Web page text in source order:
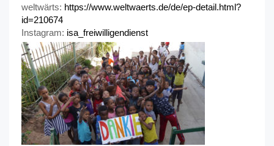
weltwärts: https://www.weltwaerts.de/de/ep-detail.html?
id=210674
Instagram: isa_freiwilligendienst